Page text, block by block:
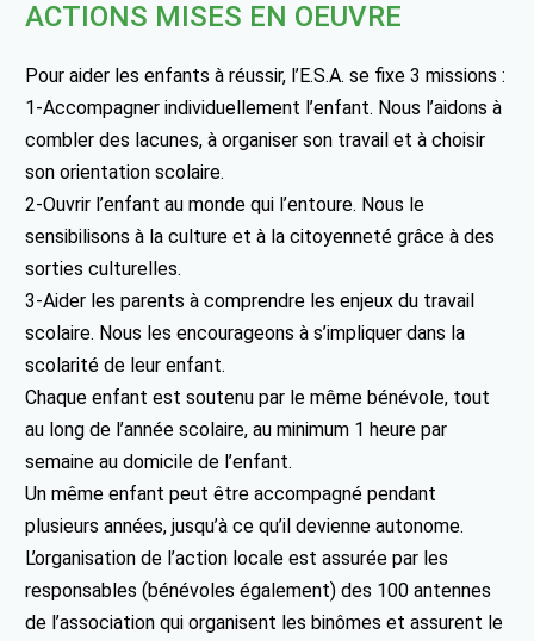
ACTIONS MISES EN OEUVRE
Pour aider les enfants à réussir, l’E.S.A. se fixe 3 missions :
1-Accompagner individuellement l’enfant. Nous l’aidons à
combler des lacunes, à organiser son travail et à choisir
son orientation scolaire.
2-Ouvrir l’enfant au monde qui l’entoure. Nous le
sensibilisons à la culture et à la citoyenneté grâce à des
sorties culturelles.
3-Aider les parents à comprendre les enjeux du travail
scolaire. Nous les encourageons à s’impliquer dans la
scolarité de leur enfant.
Chaque enfant est soutenu par le même bénévole, tout
au long de l’année scolaire, au minimum 1 heure par
semaine au domicile de l’enfant.
Un même enfant peut être accompagné pendant
plusieurs années, jusqu’à ce qu’il devienne autonome.
L’organisation de l’action locale est assurée par les
responsables (bénévoles également) des 100 antennes
de l’association qui organisent les binômes et assurent le